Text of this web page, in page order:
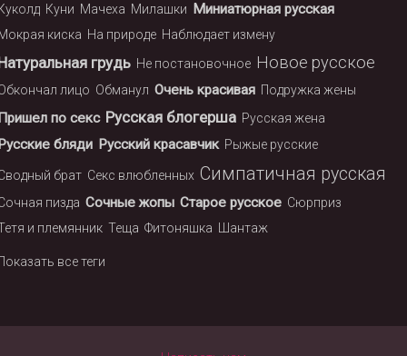
Куни Мачеха Милашки Миниатюрная русская
киска На природе Наблюдает измену
грудь Не постановочное Новое русское
лицо Обманул Очень красивая Подружка жены
по секс Русская блогерша Русская жена
бляди Русский красавчик Рыжые русские
брат Секс влюбленных Симпатичная русская
пизда Сочные жопы Старое русское Сюрприз
и племянник Теща Фитоняшка Шантаж
все теги